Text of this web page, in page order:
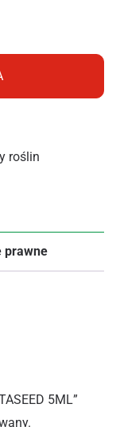
roślin
prawne
5ML”